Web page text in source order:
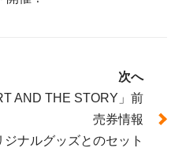
次へ
AND THE STORY」前
売券情報
ナルグッズとのセット